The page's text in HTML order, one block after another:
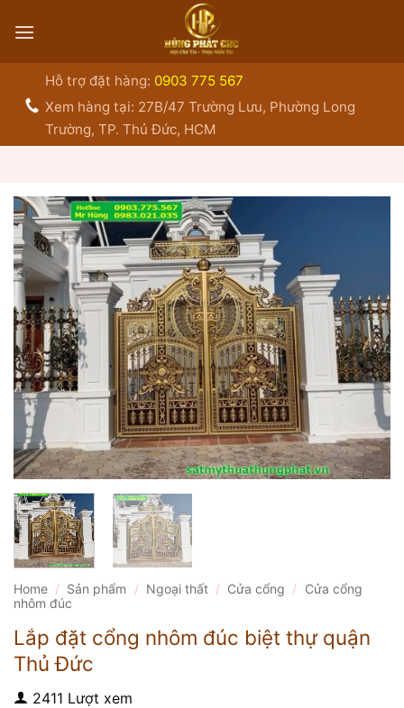
qua
Hỗ trợ đặt hàng: 0903 775 567
Xem hàng tại: 27B/47 Trường Lưu, Phường Long
Trường, TP. Thủ Đức, HCM
Home / Sản phẩm / Ngoại thất / Cửa cổng /
Cửa cổng
nhôm đúc
Lắp đặt cổng nhôm đúc biệt thự quận
Thủ Đức
2411 Lượt xem